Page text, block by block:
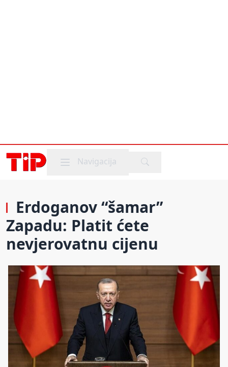
Mobile menu
Navigacija
Erdoganov “šamar”
Zapadu: Platit ćete
nevjerovatnu cijenu